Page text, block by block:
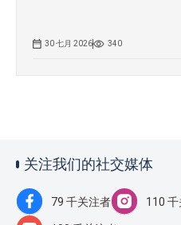
30 七月 2026 340
关注我们的社交媒体
79 千关注者 110